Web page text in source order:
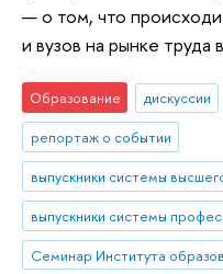
— о том, что
и вузов на рынке труда
Образование дискуссии
репортаж о событии